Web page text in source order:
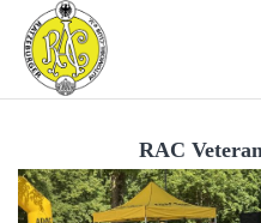
CLUB IM
ADAC E.V.
RAC